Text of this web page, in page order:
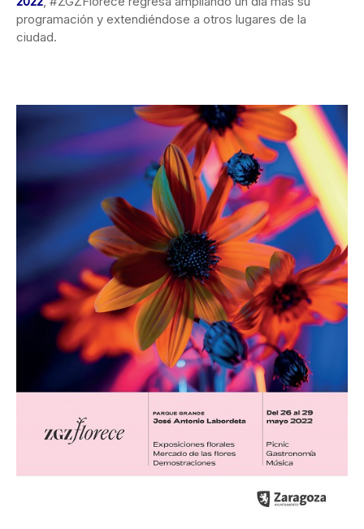
programación y extendiéndose a otros lugares de la
ciudad.